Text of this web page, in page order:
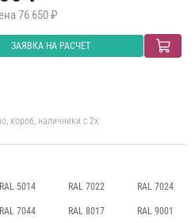
76 650 ₽
ЗАЯВКА НА РАСЧЕТ
короб, наличники с 2х
RAL 5014 RAL 7022 RAL 7024
RAL 7044 RAL 8017 RAL 9001